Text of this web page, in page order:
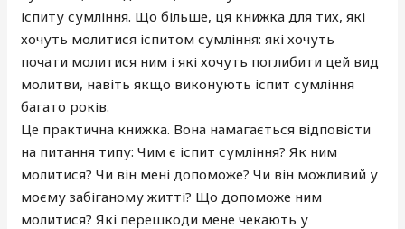
іспиту сумління. Що більше, ця книжка для тих, які
хочуть молитися іспитом сумління: які хочуть
почати молитися ним і які хочуть поглибити цей вид
молитви, навіть якщо виконують іспит сумління
багато років.
Це практична книжка. Вона намагається відповісти
на питання типу: Чим є іспит сумління? Як ним
молитися? Чи він мені допоможе? Чи він можливий у
моєму забіганому житті? Що допоможе ним
молитися? Які перешкоди мене чекають у